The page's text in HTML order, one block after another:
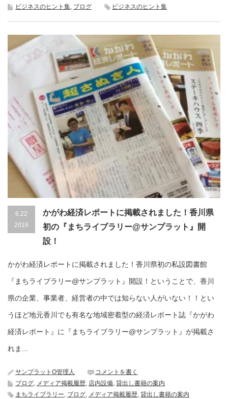
ビジネスのヒント集, ブログ ビジネスのヒント集
6.22
2016
かがわ経済レポートに掲載されました！香川県
初の『まちライブラリー@サンプラット』開
設！
かがわ経済レポートに掲載されました！香川県初の私設図書館
『まちライブラリー@サンプラット』開設！ということで、香川
県の企業、事業者、経営者の中では知らない人がいない！！とい
うほど地元香川でも有名な地域密着型の経済レポート誌『かがわ
経済レポート』に『まちライブラリー@サンプラット』が掲載さ
れま...
サンプラットO管理人
コメントを書く
ブログ, メディア掲載履歴, 店内設備, 貸出し書籍の案内
まちライブラリー, ブログ, メディア掲載履歴, 貸出し書籍の案内